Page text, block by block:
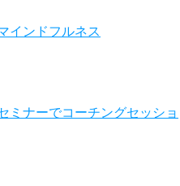
インドフルネス
ミナーでコーチングセッショ